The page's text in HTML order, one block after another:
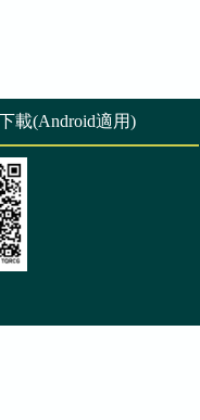
載(Android適用)